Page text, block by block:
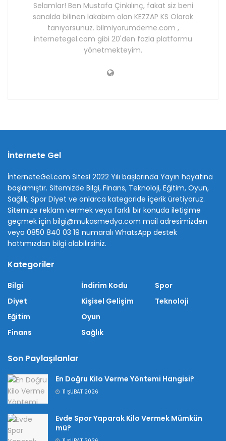
Selamlar! Ben Mustafa Çinkılınç, fakat siz beni
sanalda bilinen lakabım olan KEZZAP KS Olarak
tanıyorsunuz. bilmiyorumdeme.com ,
internetegel.com gibi 20'den fazla platformu
yönetmekteyim.
İnternete Gel
İnterneteGel.com Sitesi 2022 Yılı başlarında Yayın hayatına
başlamıştır. Sitemizde Bilgi, Finans, Teknoloji, Eğitim, Oyun,
Sağlık, Spor Diyet ve onlarca kategoride içerik üretiyoruz.
Sitemize reklam vermek veya farklı bir konuda iletişime
geçmek için bilgi@mukasmedya.com mail adresimizden
veya 0850 840 03 19 numaralı WhatsApp destek
hattımızdan bilgi alabilirsiniz.
Kategoriler
Bilgi
Diyet
Eğitim
Finans
İndirim Kodu
Kişisel Gelişim
Oyun
Sağlık
Spor
Teknoloji
Son Paylaşılanlar
En Doğru Kilo Verme Yöntemi Hangisi?
11 ŞUBAT 2026
Evde Spor Yaparak Kilo Vermek Mümkün
mü?